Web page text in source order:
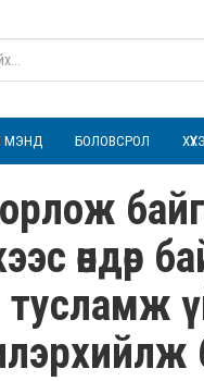
МЭНД БОЛОВСРОЛ
өндөр
тусламж